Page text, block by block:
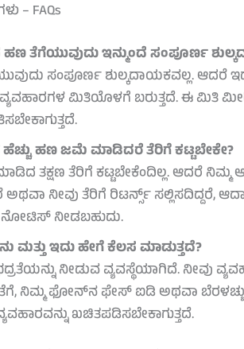
– FAQs
ಇನ್ಮುಂದೆ ಸಂಪೂರ್ಣ
ಸಂಪೂರ್ಣ ಶುಲ್ಕದಾಯಕವಲ್ಲ. ಆದರೆ
ಮಿತಿಯೊಳಗೆ ಬರುತ್ತದೆ. ಈ ಮಿತಿ
ಹಣ ಜಮೆ ಮಾಡಿದರೆ ತೆರಿಗೆ ಕಟ್ಟಬೇಕೇ?
ತಕ್ಷಣ ತೆರಿಗೆ ಕಟ್ಟಬೇಕೆಂದಿಲ್ಲ. ಆದರೆ
ಅಥವಾ ನೀವು ತೆರಿಗೆ ರಿಟರ್ನ್ಸ್ ಸಲ್ಲಿಸದಿದ್ದರೆ,
ನೋಟಿಸ್ ನೀಡಬಹುದು.
ಮತ್ತು ಇದು ಹೇಗೆ ಕೆಲಸ ಮಾಡುತ್ತದೆ?
ನೀಡುವ ವ್ಯವಸ್ಥೆಯಾಗಿದೆ. ನೀವು
ನಿಮ್ಮ ಫೋನ್‌ನ ಫೇಸ್ ಐಡಿ ಅಥವಾ ಬೆರಳಚ್ಚು
ಖಚಿತಪಡಿಸಬೇಕಾಗುತ್ತದೆ.